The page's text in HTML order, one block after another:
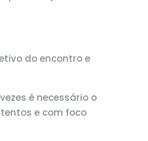
do encontro e
é necessário o
e com foco